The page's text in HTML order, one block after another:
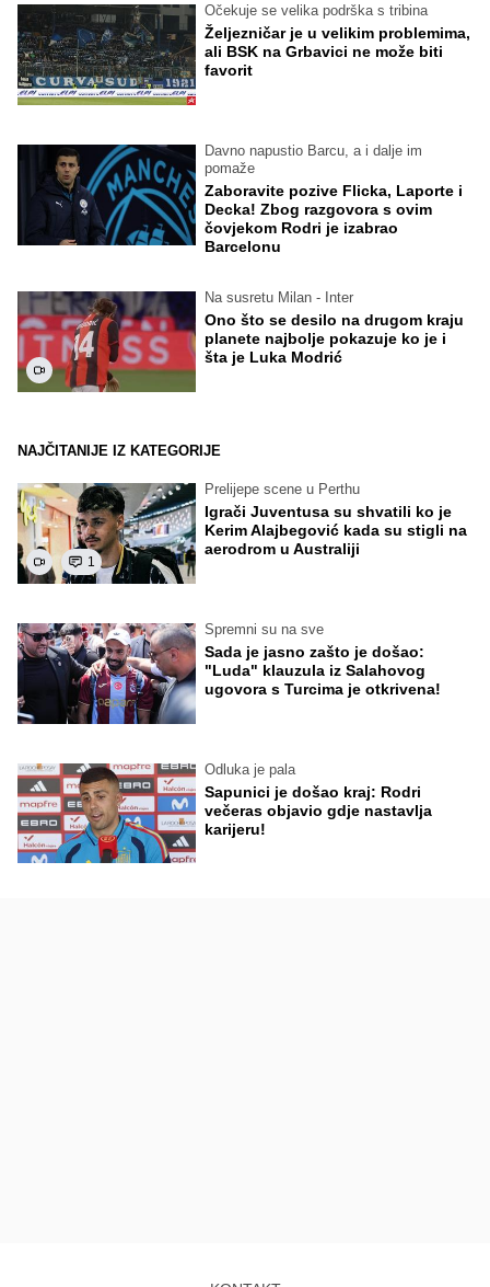
Očekuje se velika podrška s tribina
Željezničar je u velikim problemima,
ali BSK na Grbavici ne može biti
favorit
Davno napustio Barcu, a i dalje im
pomaže
Zaboravite pozive Flicka, Laporte i
Decka! Zbog razgovora s ovim
čovjekom Rodri je izabrao
Barcelonu
Na susretu Milan - Inter
Ono što se desilo na drugom kraju
planete najbolje pokazuje ko je i
šta je Luka Modrić
NAJČITANIJE IZ KATEGORIJE
1
Prelijepe scene u Perthu
Igrači Juventusa su shvatili ko je
Kerim Alajbegović kada su stigli na
aerodrom u Australiji
Spremni su na sve
Sada je jasno zašto je došao:
"Luda" klauzula iz Salahovog
ugovora s Turcima je otkrivena!
Odluka je pala
Sapunici je došao kraj: Rodri
večeras objavio gdje nastavlja
karijeru!